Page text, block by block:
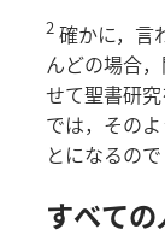
2 確かに，言
んどの場合
せて聖書研
では，その
とになるので
すべて